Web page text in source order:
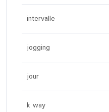
intervalle
jogging
jour
k way